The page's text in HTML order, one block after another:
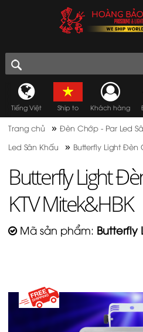
Tiếng Việt Ship to Khách hàng
Trang chủ »Đèn Chớp - Par Led
Led Sân Khấu
» Butterfly Light Đèn
Butterfly Light
KTV Mitek&HBK
Mã sản phẩm: Butterfly